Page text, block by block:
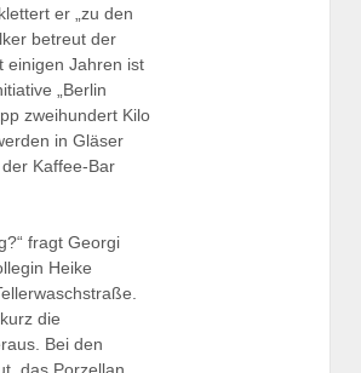
er „zu den
betreut der
einigen Jahren ist
„Berlin
zweihundert Kilo
in Gläser
Kaffee-Bar
fragt Georgi
Heike
die
Bei den